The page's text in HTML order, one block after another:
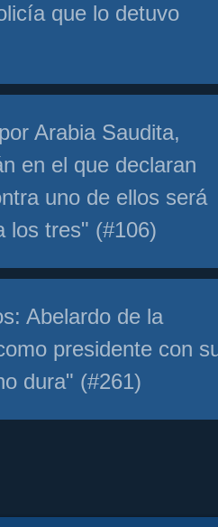
que lo detuvo
Arabia Saudita,
en el que declaran
uno de ellos será
los tres" (#106)
Abelardo de la
presidente con
dura" (#261)